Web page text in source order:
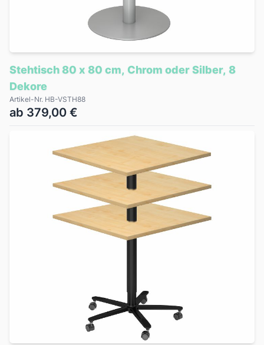
Stehtisch 80 x 80 cm, Chrom oder Silber, 8
Dekore
Artikel-Nr. HB-VSTH88
ab 379,00 €